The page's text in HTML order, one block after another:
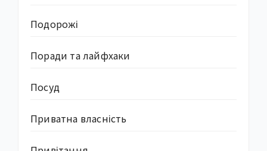
Подорожі
Поради та лайфхаки
Посуд
Приватна власність